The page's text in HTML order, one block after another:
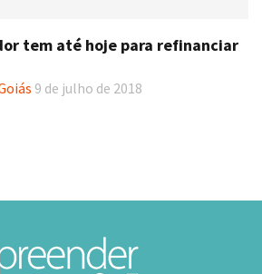
tem até hoje para refinanciar
9 de julho de 2018